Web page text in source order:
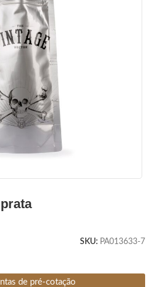
SKU: PA013633-7
de pré-cotação